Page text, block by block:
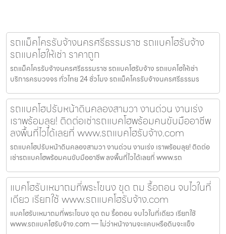
รถแม็คโครรับจ้างนครศรีธรรมราช รถแบคโฮรับจ้าง
รถแบคโฮให้เช่า ราคาถูก
รถแม็คโครรับจ้างนครศรีธรรมราช รถแบคโฮรับจ้าง รถแบคโฮให้เช่า
บริการครบวงจร ทั่วไทย 24 ชั่วโมง รถแม็คโครรับจ้างนครศรีธรรมร
รถแบคโฮปรับหน้าดินคลองสามวา งานด่วน งานเร่ง
เราพร้อมลุย! ติดต่อเช่ารถแบคโฮพร้อมคนขับมืออาชีพ
ลงพื้นที่ไวได้เลยที่ www.รถแบคโฮรับจ้าง.com
รถแบคโฮปรับหน้าดินคลองสามวา งานด่วน งานเร่ง เราพร้อมลุย! ติดต่อ
เช่ารถแบคโฮพร้อมคนขับมืออาชีพ ลงพื้นที่ไวได้เลยที่ www.รถ
แบคโฮรับเหมาถมที่พระโขนง ขุด ถม รื้อถอน จบไวในที่
เดียว เรียกใช้ www.รถแบคโฮรับจ้าง.com
แบคโฮรับเหมาถมที่พระโขนง ขุด ถม รื้อถอน จบไวในที่เดียว เรียกใช้
www.รถแบคโฮรับจ้าง.com — ไม่ว่าหน้างานจะแคบหรือดินจะแข็ง